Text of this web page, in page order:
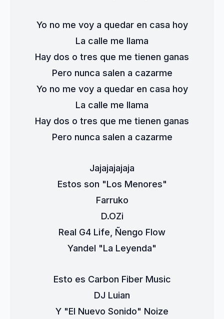
Yo no me voy a quedar en casa hoy
La calle me llama
Hay dos o tres que me tienen ganas
Pero nunca salen a cazarme
Yo no me voy a quedar en casa hoy
La calle me llama
Hay dos o tres que me tienen ganas
Pero nunca salen a cazarme
Jajajajajaja
Estos son "Los Menores"
Farruko
D.OZi
Real G4 Life, Ñengo Flow
Yandel "La Leyenda"
Esto es Carbon Fiber Music
DJ Luian
Y "El Nuevo Sonido" Noize